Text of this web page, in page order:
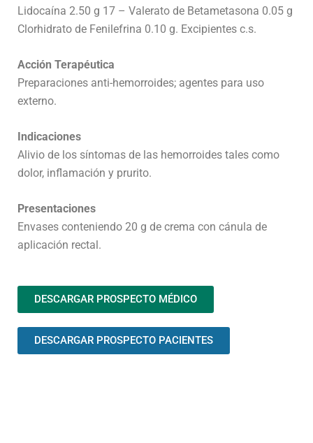
Lidocaína 2.50 g 17 – Valerato de Betametasona 0.05 g
Clorhidrato de Fenilefrina 0.10 g. Excipientes c.s.
Acción Terapéutica
Preparaciones anti-hemorroides; agentes para uso
externo.
Indicaciones
Alivio de los síntomas de las hemorroides tales como
dolor, inflamación y prurito.
Presentaciones
Envases conteniendo 20 g de crema con cánula de
aplicación rectal.
DESCARGAR PROSPECTO MÉDICO
DESCARGAR PROSPECTO PACIENTES